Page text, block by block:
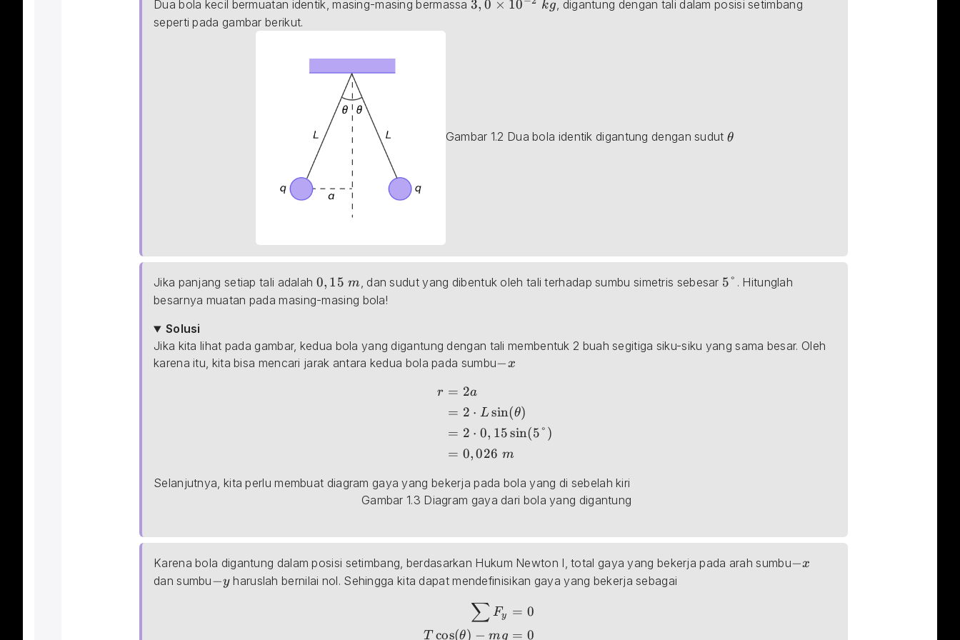
Dua bola kecil bermuatan identik, masing-masing bermassa 3,0\times 10^{-2}\space kg
3, 0 × 10 kg, digantung dengan tali dalam posisi setimbang
seperti pada gambar berikut.
Gambar 1.2 Dua bola identik digantung dengan sudut \theta
θ
Jika panjang setiap tali adalah 0,15\space m
0, 15 m, dan sudut yang dibentuk oleh tali terhadap sumbu simetris sebesar 5\degree
5° . Hitunglah
besarnya muatan pada masing-masing bola!
Solusi
Jika kita lihat pada gambar, kedua bola yang digantung dengan tali membentuk 2 buah segitiga siku-siku yang sama besar. Oleh
karena itu, kita bisa mencari jarak antara kedua bola pada sumbu-x
−x
\begin{aligned} r&=2a\\ &=2\cdot L\sin(\theta)\\ &= 2\cdot 0,15\sin(5\degree)\\&=0,026\space m \end{aligned}
r = 2a
= 2 ⋅ Lsin(θ)
= 2 ⋅ 0, 15 sin(5°)
= 0, 026 m
Selanjutnya, kita perlu membuat diagram gaya yang bekerja pada bola yang di sebelah kiri
Gambar 1.3 Diagram gaya dari bola yang digantung
Karena bola digantung dalam posisi setimbang, berdasarkan Hukum Newton I, total gaya yang bekerja pada arah sumbu-x
−x
dan sumbu-y
−y haruslah bernilai nol. Sehingga kita dapat mendefinisikan gaya yang bekerja sebagai
\begin{aligned} \sum{F_y}&=0\\ T\cos(\theta)-mg&=0\\ T&=\frac{mg}{\cos(\theta)} \end{aligned}
∑ Fy
T cos(θ) − mg
= 0
= 0